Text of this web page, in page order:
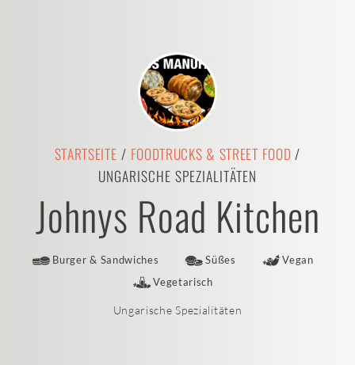
STARTSEITE / FOODTRUCKS & STREET FOOD/
UNGARISCHE SPEZIALITÄTEN
Johnys Road Kitchen
Burger & Sandwiches Süßes
Vegan
Vegetarisch
Ungarische Spezialitäten